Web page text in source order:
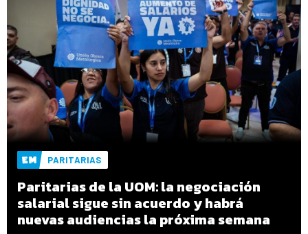
PARITARIAS
Paritarias de la UOM: la negociación
salarial sigue sin acuerdo y habrá
nuevas audiencias la próxima semana